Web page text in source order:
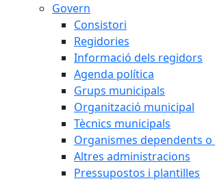
Govern
Consistori
Regidories
Informació dels regidors
Agenda política
Grups municipals
Organització municipal
Tècnics municipals
Organismes dependents
Altres administracions
Pressupostos i plantilles